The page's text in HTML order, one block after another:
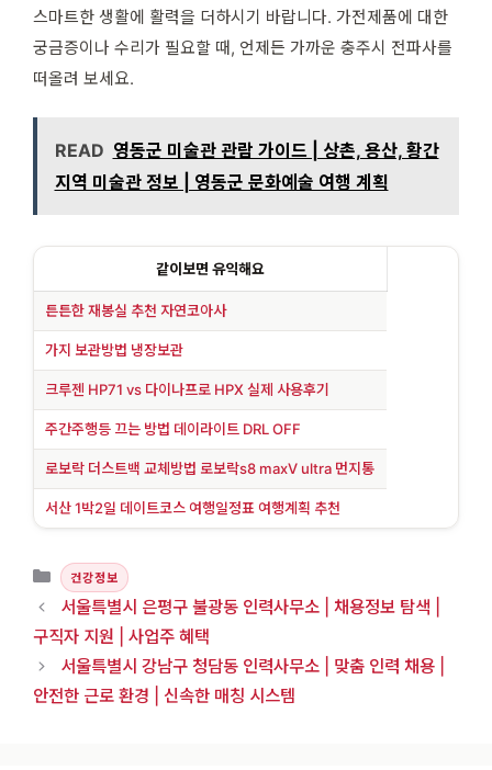
스마트한 생활에 활력을 더하시기 바랍니다. 가전제품에 대한
궁금증이나 수리가 필요할 때, 언제든 가까운 충주시 전파사를
떠올려 보세요.
READ 영동군 미술관 관람 가이드 | 상촌, 용산, 황간
지역 미술관 정보 | 영동군 문화예술 여행 계획
같이보면 유익해요
튼튼한 재봉실 추천 자연코아사
가지 보관방법 냉장보관
크루젠 HP71 vs 다이나프로 HPX 실제 사용후기
주간주행등 끄는 방법 데이라이트 DRL OFF
로보락 더스트백 교체방법 로보락s8 maxV ultra 먼지통
서산 1박2일 데이트코스 여행일정표 여행계획 추천
카테고리
건강정보
서울특별시 은평구 불광동 인력사무소 | 채용정보 탐색 |
구직자 지원 | 사업주 혜택
서울특별시 강남구 청담동 인력사무소 | 맞춤 인력 채용 |
안전한 근로 환경 | 신속한 매칭 시스템